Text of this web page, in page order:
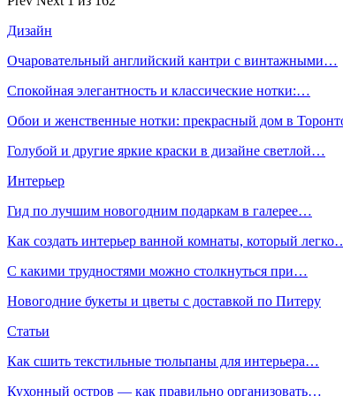
Дизайн
Очаровательный английский кантри с винтажными…
Спокойная элегантность и классические нотки:…
Обои и женственные нотки: прекрасный дом в
Голубой и другие яркие краски в дизайне светлой…
Интерьер
Гид по лучшим новогодним подаркам в галерее…
Как создать интерьер ванной комнаты, который
С какими трудностями можно столкнуться при…
Новогодние букеты и цветы с доставкой по Питеру
Статьи
Как сшить текстильные тюльпаны для интерьера…
Кухонный остров — как правильно организовать…